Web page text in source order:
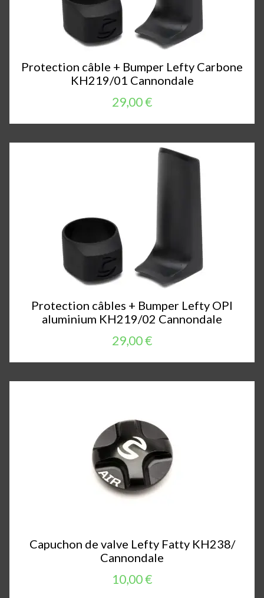
Protection câble + Bumper Lefty Carbone
KH219/01 Cannondale
29,00 €
Protection câbles + Bumper Lefty OPI
aluminium KH219/02 Cannondale
29,00 €
Capuchon de valve Lefty Fatty KH238/
Cannondale
10,00 €